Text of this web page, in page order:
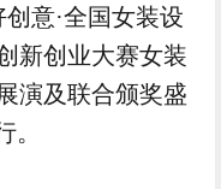
意·全国女装设
新创业大赛女装
演及联合颁奖盛
。